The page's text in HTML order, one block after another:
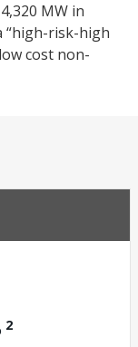
MW in
“high-risk-high
cost non-
2